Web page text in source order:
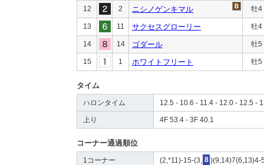
12 2 ニシノゲンキマル 牡4
13 11 サクセスグローリー 牡4
14 14 ゴダール 牡5
15 1 ホワイトフリート 牡5
タイム
ハロンタイム 12.5 - 10.6 - 11.4 - 12.0 - 12.5 -
上り 4F 53.4 - 3F 40.1
コーナー通過順位
1コーナー (2,*11)-15-(3, 8 )(9,14)7(6,13)4-